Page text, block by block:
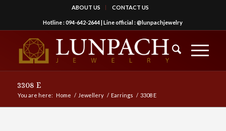
ABOUT US CONTACT US
Hotline :094-642-2644| Line official :@lunpachjewelry
3308 E
You are here: Home / Jewellery / Earrings / 3308 E